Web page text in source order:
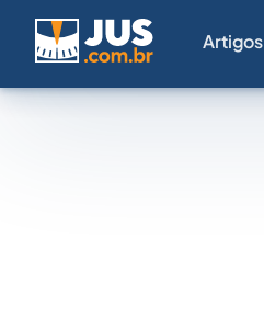
Artigos